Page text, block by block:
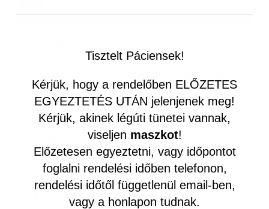
és betegdokumentumokat választva
mindenféle lelet, ambuláns lap, vizsgálati
eredmény elérhető letölthető formátumban, de
a műtéti leírások, a képalkotó és szövettani
vizsgálatok eredménye, az
onkoteamjegyzőkönyv ugyancsak
megtekinthetők itt.
Tisztelt Páciensek!
Kérjük, hogy a rendelőben ELŐZETES
EGYEZTETÉS UTÁN jelenjenek meg!
Kérjük, akinek légúti tünetei vannak,
viseljen maszkot!
Előzetesen egyeztetni, vagy időpontot
foglalni rendelési időben telefonon,
rendelési időtől függetlenül email-ben,
vagy a honlapon tudnak.